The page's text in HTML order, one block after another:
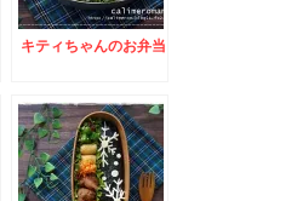
キティちゃんのお弁当